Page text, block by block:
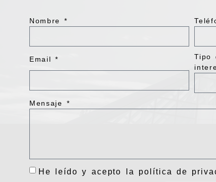
Nombre *
Email *
Tipo
Mensaje *
He leído y acepto la política de